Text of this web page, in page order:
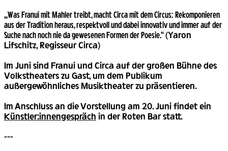
„Was Franui mit Mahler treibt, macht Circa mit dem Circus: Rekomponieren
aus der Tradition heraus, respektvoll und dabei innovativ und immer auf der
Suche nach noch nie da gewesenen Formen der Poesie.“(Yaron
Lifschitz, Regisseur Circa)
Im Juni sind Franui und Circa auf der großen Bühne des
Volkstheaters zu Gast, um dem Publikum
außergewöhnliches Musiktheater zu präsentieren.
Im Anschluss an die Vorstellung am 20. Juni findet ein
Künstler:innengespräch in der Roten Bar statt.
---